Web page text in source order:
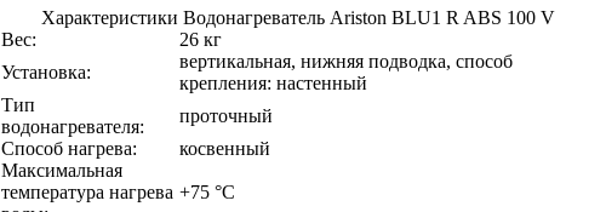
Характеристики Водонагреватель Ariston BLU1 R ABS 100 V
Вес:
26 кг
Установка:
вертикальная, нижняя подводка, способ
крепления: настенный
Тип
водонагревателя:
проточный
Способ нагрева:
косвенный
Максимальная
температура нагрева +75 °С